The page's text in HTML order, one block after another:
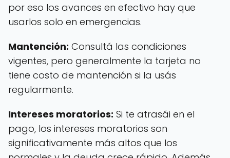
por eso los avances en efectivo hay que
usarlos solo en emergencias.
Mantención: Consultá las condiciones
vigentes, pero generalmente la tarjeta no
tiene costo de mantención si la usás
regularmente.
Intereses moratorios: Si te atrasái en el
pago, los intereses moratorios son
significativamente más altos que los